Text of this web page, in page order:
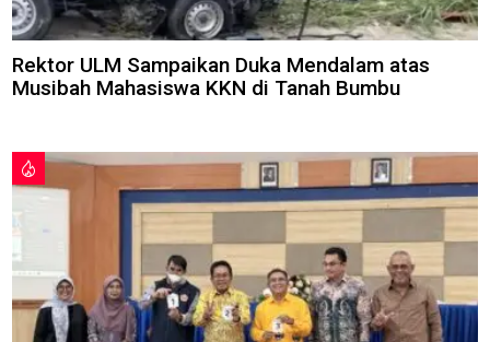
Rektor ULM Sampaikan Duka Mendalam atas
Musibah Mahasiswa KKN di Tanah Bumbu